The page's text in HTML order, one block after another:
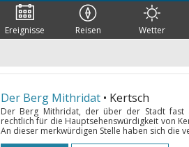
Ereignisse Reisen Wetter
Der Berg Mithridat • Kertsch
Der Berg Mithridat, der über der Stadt
rechtlich für die Hauptsehenswürdigkeit von
An dieser merkwürdigen Stelle haben sich die